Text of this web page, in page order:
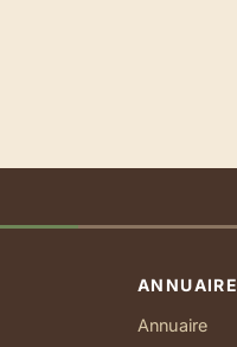
ANNUAIRE
Annuaire